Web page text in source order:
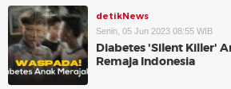
detikNews
Senin, 05 Jun 2023 08:55 WIB
Diabetes 'Silent Killer'
Remaja Indonesia